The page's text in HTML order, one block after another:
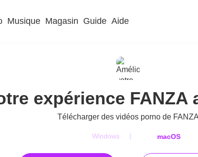
Musique Magasin Guide Aide
expérience FANZA
Télécharger des vidéos porno de FANZA
Windows | macOS